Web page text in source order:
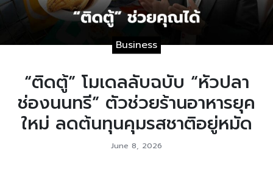
Business
“ติดตู้” โมเดลลับฉบับ “หัวปลา
ช่องนนทรี” ตัวช่วยร้านอาหารยุค
ใหม่ ลดต้นทุนคุมรสชาติอยู่หมัด
June 8, 2026